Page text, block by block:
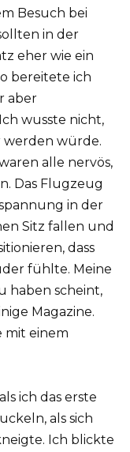
Besuch bei
in der
eher wie ein
bereitete ich
aber
wusste nicht,
werden würde.
alle nervös,
Das Flugzeug
in der
Sitz fallen und
dass
fühlte. Meine
haben scheint,
Magazine.
mit einem
ich das erste
als sich
Ich blickte